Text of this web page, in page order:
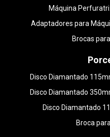
Máquina
Adaptadores para
Brocas
Disco Diamantado
Disco Diamantado
Disco Diamantado
Broca